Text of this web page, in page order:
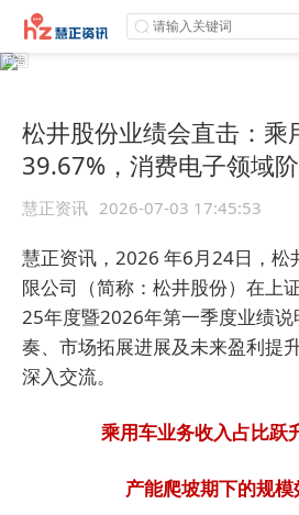
松井股份业绩会直击：乘
39.67%，消费电子领域
慧正资讯 2026-07-03 17:45:53
慧正资讯，2026 年6月24日，松
限公司（简称：松井股份）在上
25年度暨2026年第一季度业绩说
奏、市场拓展进展及未来盈利提
深入交流。
乘用车业务收入占比跃
产能爬坡期下的规